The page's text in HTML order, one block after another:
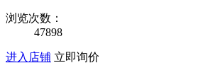
浏览次数：
47898
进入店铺 立即询价